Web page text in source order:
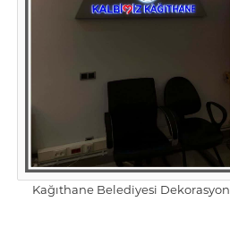
Kağıthane Belediyesi Dekorasyon